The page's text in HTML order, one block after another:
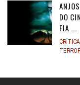
DO
FIA ...
CRÍTICA